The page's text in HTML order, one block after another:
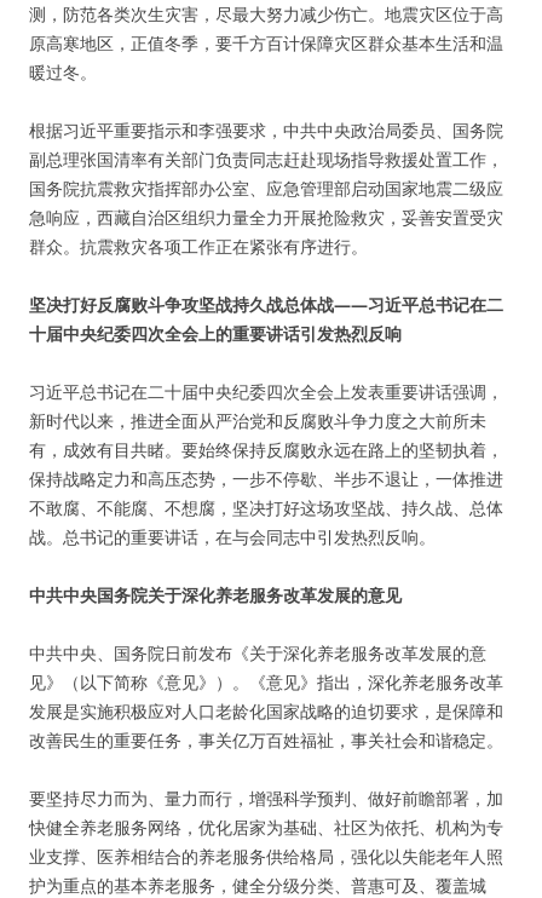
测，防范各类次生灾害，尽最大努力减少伤亡。地震灾区位于高
原高寒地区，正值冬季，要千方百计保障灾区群众基本生活和温
暖过冬。
根据习近平重要指示和李强要求，中共中央政治局委员、国务院
副总理张国清率有关部门负责同志赶赴现场指导救援处置工作，
国务院抗震救灾指挥部办公室、应急管理部启动国家地震二级应
急响应，西藏自治区组织力量全力开展抢险救灾，妥善安置受灾
群众。抗震救灾各项工作正在紧张有序进行。
坚决打好反腐败斗争攻坚战持久战总体战——习近平总书记在二
十届中央纪委四次全会上的重要讲话引发热烈反响
习近平总书记在二十届中央纪委四次全会上发表重要讲话强调，
新时代以来，推进全面从严治党和反腐败斗争力度之大前所未
有，成效有目共睹。要始终保持反腐败永远在路上的坚韧执着，
保持战略定力和高压态势，一步不停歇、半步不退让，一体推进
不敢腐、不能腐、不想腐，坚决打好这场攻坚战、持久战、总体
战。总书记的重要讲话，在与会同志中引发热烈反响。
中共中央国务院关于深化养老服务改革发展的意见
中共中央、国务院日前发布《关于深化养老服务改革发展的意
见》（以下简称《意见》）。《意见》指出，深化养老服务改革
发展是实施积极应对人口老龄化国家战略的迫切要求，是保障和
改善民生的重要任务，事关亿万百姓福祉，事关社会和谐稳定。
要坚持尽力而为、量力而行，增强科学预判、做好前瞻部署，加
快健全养老服务网络，优化居家为基础、社区为依托、机构为专
业支撑、医养相结合的养老服务供给格局，强化以失能老年人照
护为重点的基本养老服务，健全分级分类、普惠可及、覆盖城